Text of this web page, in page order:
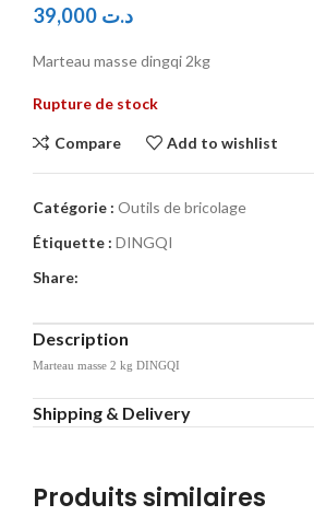
د.ت
Marteau masse dingqi 2kg
Rupture de stock
Compare Add to wishlist
Catégorie : Outils de bricolage
Étiquette : DINGQI
Share:
Description
Marteau masse 2 kg DINGQI
Shipping & Delivery
Produits similaires